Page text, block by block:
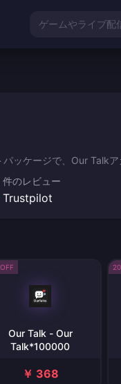
ゲームやライブ配
ッケージで、Our Talkア
件のレビュー
Trustpilot
Our Talk - Our
Talk*100000
￥ 368